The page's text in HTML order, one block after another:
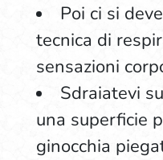
Poi ci si
tecnica di
sensazioni
Sdraiatevi
una superficie
ginocchia